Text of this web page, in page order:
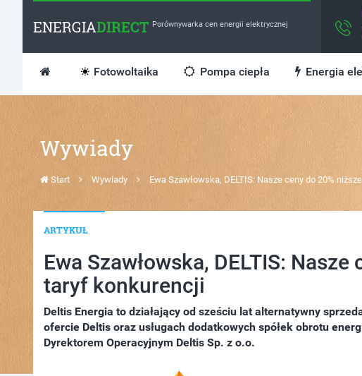
ENERGIADIRECT Porównywarka cen energii elektrycznej
Fotowoltaika Pompa ciepła Energia
Wywiady
Start Wywiady Ewa Szawłowska, DELTIS: Nasze ceny do 20%
ARTYKUŁ
Ewa Szawłowska, DELTIS:
taryf konkurencji
Deltis Energia to działający od sześciu lat alternatywny
ofercie Deltis oraz usługach dodatkowych spółek obrotu
Dyrektorem Operacyjnym Deltis Sp. z o.o.